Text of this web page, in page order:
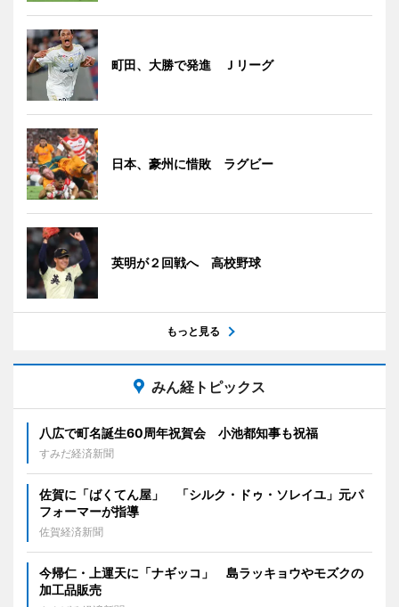
町田、大勝で発進 Ｊリーグ
日本、豪州に惜敗 ラグビー
英明が２回戦へ 高校野球
もっと見る
みん経トピックス
八広で町名誕生60周年祝賀会 小池都知事も祝福
すみだ経済新聞
佐賀に「ばくてん屋」 「シルク・ドゥ・ソレイユ」元パ
フォーマーが指導
佐賀経済新聞
今帰仁・上運天に「ナギッコ」 島ラッキョウやモズクの
加工品販売